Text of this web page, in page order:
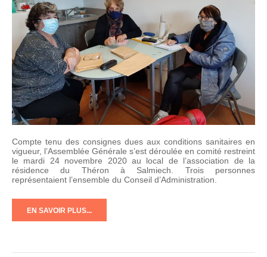
Compte tenu des consignes dues aux conditions sanitaires en
vigueur, l’Assemblée Générale s’est déroulée en comité restreint
le mardi 24 novembre 2020 au local de l’association de la
résidence du Théron à Salmiech. Trois personnes
représentaient l’ensemble du Conseil d’Administration.
EN SAVOIR PLUS...